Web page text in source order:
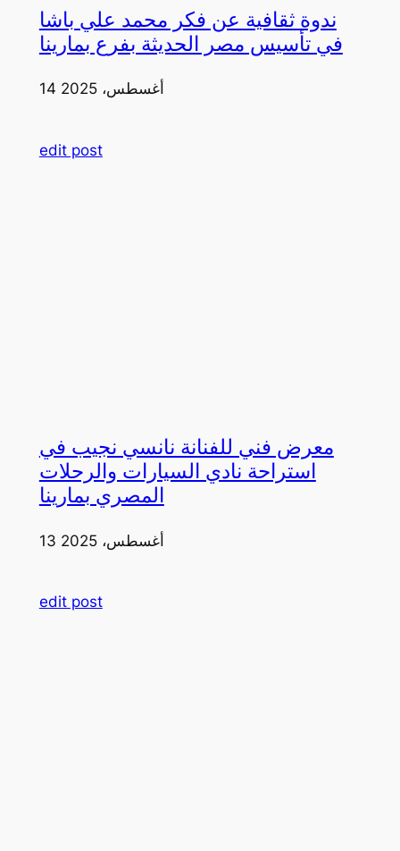
ندوة ثقافية عن فكر محمد علي باشا
في تأسيس مصر الحديثة بفرع بمارينا
14 أغسطس، 2025
edit post
معرض فني للفنانة نانسي نجيب في
استراحة نادي السيارات والرحلات
المصري بمارينا
13 أغسطس، 2025
edit post